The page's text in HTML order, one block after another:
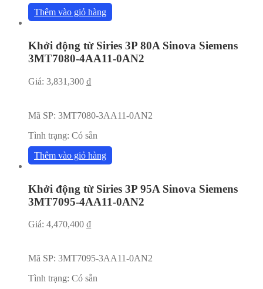
Thêm vào giỏ hàng
Khởi động từ Siries 3P 80A Sinova Siemens
3MT7080-4AA11-0AN2
Giá: 3,831,300 ₫
Mã SP: 3MT7080-3AA11-0AN2
Tình trạng: Có sẵn
Thêm vào giỏ hàng
Khởi động từ Siries 3P 95A Sinova Siemens
3MT7095-4AA11-0AN2
Giá: 4,470,400 ₫
Mã SP: 3MT7095-3AA11-0AN2
Tình trạng: Có sẵn